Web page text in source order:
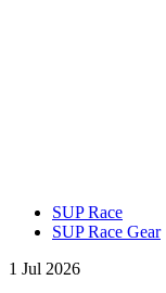
SUP Race
SUP Race Gear
1 Jul 2026